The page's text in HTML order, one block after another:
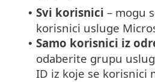
• Svi korisnici – mogu
korisnici usluge
• Samo korisnici iz
odaberite grupu
ID iz koje se korisnici